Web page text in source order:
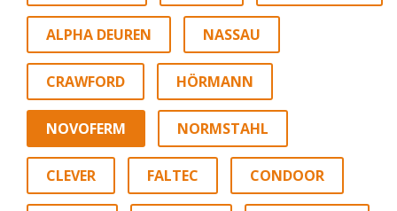
ALPHA DEUREN NASSAU
CRAWFORD HÖRMANN
NOVOFERM NORMSTAHL
CLEVER FALTEC CONDOOR